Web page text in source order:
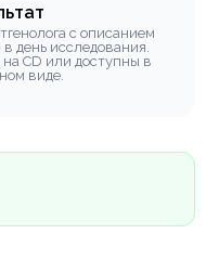
с описанием
день исследования.
CD или доступны в
виде.